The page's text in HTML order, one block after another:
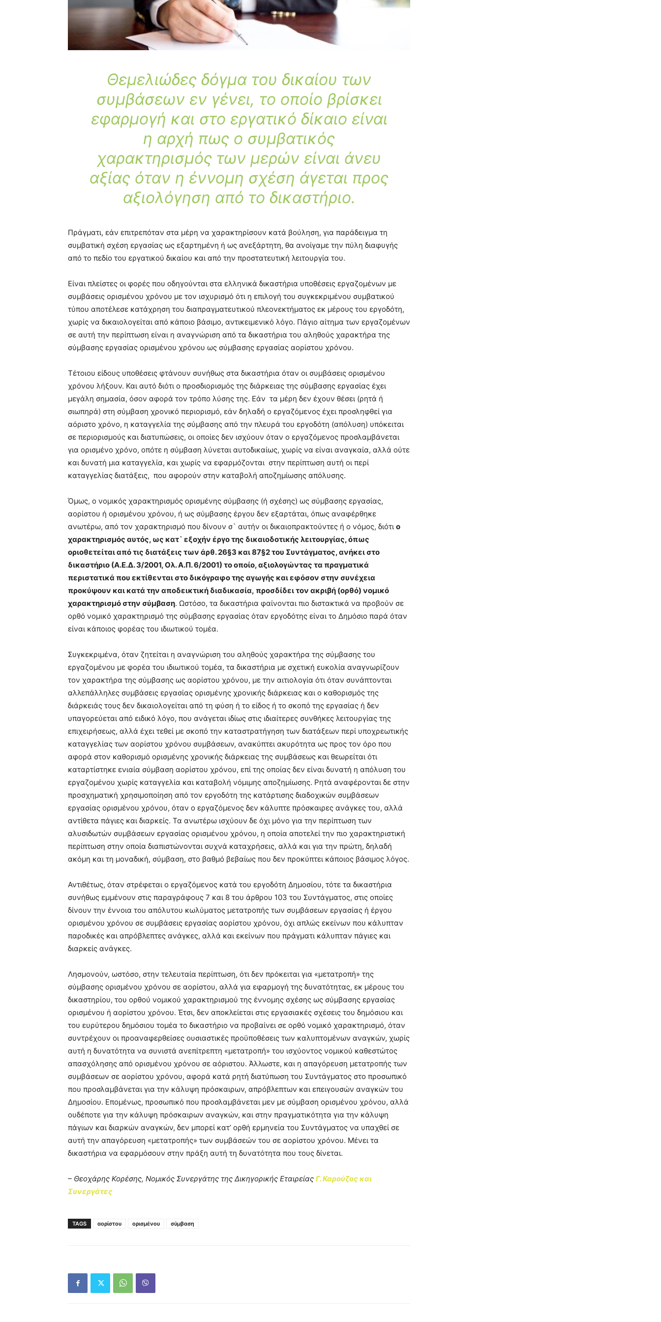
Θεμελιώδες δόγμα του δικαίου των
συμβάσεων εν γένει, το οποίο βρίσκει
εφαρμογή και στο εργατικό δίκαιο είναι
η αρχή πως ο συμβατικός
χαρακτηρισμός των μερών είναι άνευ
αξίας όταν η έννομη σχέση άγεται προς
αξιολόγηση από το δικαστήριο.
Πράγματι, εάν επιτρεπόταν στα μέρη να χαρακτηρίσουν κατά βούληση, για παράδειγμα τη
συμβατική σχέση εργασίας ως εξαρτημένη ή ως ανεξάρτητη, θα ανοίγαμε την πύλη διαφυγής
από το πεδίο του εργατικού δικαίου και από την προστατευτική λειτουργία του.
Είναι πλείστες οι φορές που οδηγούνται στα ελληνικά δικαστήρια υποθέσεις εργαζομένων με
συμβάσεις ορισμένου χρόνου με τον ισχυρισμό ότι η επιλογή του συγκεκριμένου συμβατικού
τύπου αποτέλεσε κατάχρηση του διαπραγματευτικού πλεονεκτήματος εκ μέρους του εργοδότη,
χωρίς να δικαιολογείται από κάποιο βάσιμο, αντικειμενικό λόγο. Πάγιο αίτημα των εργαζομένων
σε αυτή την περίπτωση είναι η αναγνώριση από τα δικαστήρια του αληθούς χαρακτήρα της
σύμβασης εργασίας ορισμένου χρόνου ως σύμβασης εργασίας αορίστου χρόνου.
Τέτοιου είδους υποθέσεις φτάνουν συνήθως στα δικαστήρια όταν οι συμβάσεις ορισμένου
χρόνου λήξουν. Και αυτό διότι ο προσδιορισμός της διάρκειας της σύμβασης εργασίας έχει
μεγάλη σημασία, όσον αφορά τον τρόπο λύσης της. Εάν τα μέρη δεν έχουν θέσει (ρητά ή
σιωπηρά) στη σύμβαση χρονικό περιορισμό, εάν δηλαδή ο εργαζόμενος έχει προσληφθεί για
αόριστο χρόνο, η καταγγελία της σύμβασης από την πλευρά του εργοδότη (απόλυση) υπόκειται
σε περιορισμούς και διατυπώσεις, οι οποίες δεν ισχύουν όταν ο εργαζόμενος προσλαμβάνεται
για ορισμένο χρόνο, οπότε η σύμβαση λύνεται αυτοδικαίως, χωρίς να είναι αναγκαία, αλλά ούτε
και δυνατή μια καταγγελία, και χωρίς να εφαρμόζονται στην περίπτωση αυτή οι περί
καταγγελίας διατάξεις, που αφορούν στην καταβολή αποζημίωσης απόλυσης.
Όμως, ο νομικός χαρακτηρισμός ορισμένης σύμβασης (ή σχέσης) ως σύμβασης εργασίας,
αορίστου ή ορισμένου χρόνου, ή ως σύμβασης έργου δεν εξαρτάται, όπως αναφέρθηκε
ανωτέρω, από τον χαρακτηρισμό που δίνουν σ` αυτήν οι δικαιοπρακτούντες ή ο νόμος, διότι ο
χαρακτηρισμός αυτός, ως κατ` εξοχήν έργο της δικαιοδοτικής λειτουργίας, όπως
οριοθετείται από τις διατάξεις των άρθ. 26§3 και 87§2 του Συντάγματος, ανήκει στο
δικαστήριο (Α.Ε.Δ. 3/2001, Ολ. Α.Π. 6/2001) το οποίο, αξιολογώντας τα πραγματικά
περιστατικά που εκτίθενται στο δικόγραφο της αγωγής και εφόσον στην συνέχεια
προκύψουν και κατά την αποδεικτική διαδικασία, προσδίδει τον ακριβή (ορθό) νομικό
χαρακτηρισμό στην σύμβαση. Ωστόσο, τα δικαστήρια φαίνονται πιο διστακτικά να προβούν σε
ορθό νομικό χαρακτηρισμό της σύμβασης εργασίας όταν εργοδότης είναι το Δημόσιο παρά όταν
είναι κάποιος φορέας του ιδιωτικού τομέα.
Συγκεκριμένα, όταν ζητείται η αναγνώριση του αληθούς χαρακτήρα της σύμβασης του
εργαζομένου με φορέα του ιδιωτικού τομέα, τα δικαστήρια με σχετική ευκολία αναγνωρίζουν
τον χαρακτήρα της σύμβασης ως αορίστου χρόνου, με την αιτιολογία ότι όταν συνάπτονται
αλλεπάλληλες συμβάσεις εργασίας ορισμένης χρονικής διάρκειας και ο καθορισμός της
διάρκειάς τους δεν δικαιολογείται από τη φύση ή το είδος ή το σκοπό της εργασίας ή δεν
υπαγορεύεται από ειδικό λόγο, που ανάγεται ιδίως στις ιδιαίτερες συνθήκες λειτουργίας της
επιχειρήσεως, αλλά έχει τεθεί με σκοπό την καταστρατήγηση των διατάξεων περί υποχρεωτικής
καταγγελίας των αορίστου χρόνου συμβάσεων, ανακύπτει ακυρότητα ως προς τον όρο που
αφορά στον καθορισμό ορισμένης χρονικής διάρκειας της συμβάσεως και θεωρείται ότι
καταρτίστηκε ενιαία σύμβαση αορίστου χρόνου, επί της οποίας δεν είναι δυνατή η απόλυση του
εργαζομένου χωρίς καταγγελία και καταβολή νόμιμης αποζημίωσης. Ρητά αναφέρονται δε στην
προσχηματική χρησιμοποίηση από τον εργοδότη της κατάρτισης διαδοχικών συμβάσεων
εργασίας ορισμένου χρόνου, όταν ο εργαζόμενος δεν κάλυπτε πρόσκαιρες ανάγκες του, αλλά
αντίθετα πάγιες και διαρκείς. Τα ανωτέρω ισχύουν δε όχι μόνο για την περίπτωση των
αλυσιδωτών συμβάσεων εργασίας ορισμένου χρόνου, η οποία αποτελεί την πιο χαρακτηριστική
περίπτωση στην οποία διαπιστώνονται συχνά καταχρήσεις, αλλά και για την πρώτη, δηλαδή
ακόμη και τη μοναδική, σύμβαση, στο βαθμό βεβαίως που δεν προκύπτει κάποιος βάσιμος λόγος.
Αντιθέτως, όταν στρέφεται ο εργαζόμενος κατά του εργοδότη Δημοσίου, τότε τα δικαστήρια
συνήθως εμμένουν στις παραγράφους 7 και 8 του άρθρου 103 του Συντάγματος, στις οποίες
δίνουν την έννοια του απόλυτου κωλύματος μετατροπής των συμβάσεων εργασίας ή έργου
ορισμένου χρόνου σε συμβάσεις εργασίας αορίστου χρόνου, όχι απλώς εκείνων που κάλυπταν
παροδικές και απρόβλεπτες ανάγκες, αλλά και εκείνων που πράγματι κάλυπταν πάγιες και
διαρκείς ανάγκες.
Λησμονούν, ωστόσο, στην τελευταία περίπτωση, ότι δεν πρόκειται για «μετατροπή» της
σύμβασης ορισμένου χρόνου σε αορίστου, αλλά για εφαρμογή της δυνατότητας, εκ μέρους του
δικαστηρίου, του ορθού νομικού χαρακτηρισμού της έννομης σχέσης ως σύμβασης εργασίας
ορισμένου ή αορίστου χρόνου. Έτσι, δεν αποκλείεται στις εργασιακές σχέσεις του δημόσιου και
του ευρύτερου δημόσιου τομέα το δικαστήριο να προβαίνει σε ορθό νομικό χαρακτηρισμό, όταν
συντρέχουν οι προαναφερθείσες ουσιαστικές προϋποθέσεις των καλυπτομένων αναγκών, χωρίς
αυτή η δυνατότητα να συνιστά ανεπίτρεπτη «μετατροπή» του ισχύοντος νομικού καθεστώτος
απασχόλησης από ορισμένου χρόνου σε αόριστου. Άλλωστε, και η απαγόρευση μετατροπής των
συμβάσεων σε αορίστου χρόνου, αφορά κατά ρητή διατύπωση του Συντάγματος στο προσωπικό
που προσλαμβάνεται για την κάλυψη πρόσκαιρων, απρόβλεπτων και επειγουσών αναγκών του
Δημοσίου. Επομένως, προσωπικό που προσλαμβάνεται μεν με σύμβαση ορισμένου χρόνου, αλλά
ουδέποτε για την κάλυψη πρόσκαιρων αναγκών, και στην πραγματικότητα για την κάλυψη
πάγιων και διαρκών αναγκών, δεν μπορεί κατ’ ορθή ερμηνεία του Συντάγματος να υπαχθεί σε
αυτή την απαγόρευση «μετατροπής» των συμβάσεών του σε αορίστου χρόνου. Μένει τα
δικαστήρια να εφαρμόσουν στην πράξη αυτή τη δυνατότητα που τους δίνεται.
– Θεοχάρης Κορέσης, Νομικός Συνεργάτης της Δικηγορικής Εταιρείας Γ. Καρούζος και
Συνεργάτες
TAGS αορίστου ορισμένου σύμβαση